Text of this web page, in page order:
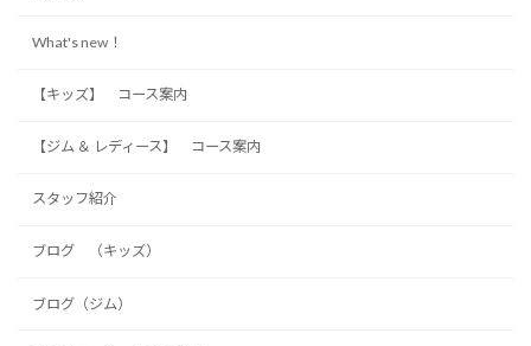
What's new！
【キッズ】 コース案内
【ジム ＆ レディース】 コース案内
スタッフ紹介
ブログ （キッズ）
ブログ（ジム）